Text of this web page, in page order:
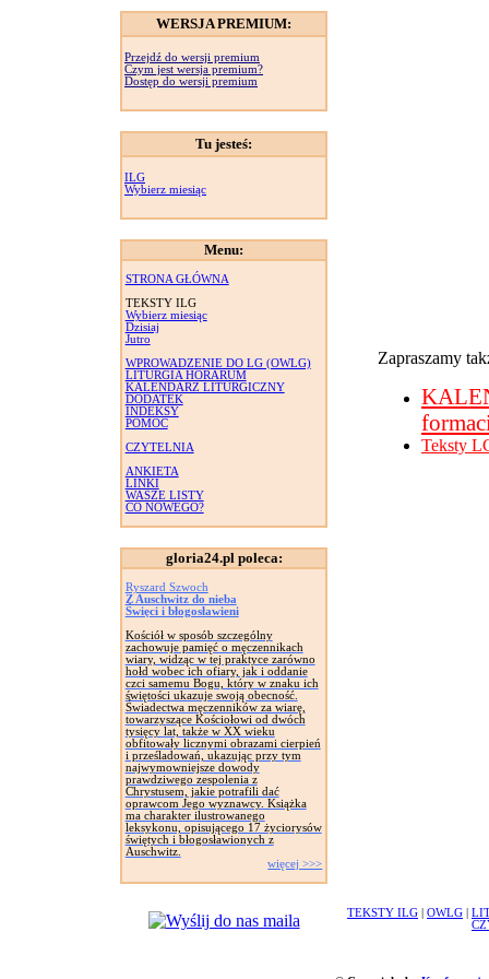
WERSJA PREMIUM:
Przejdź do wersji premium
Czym jest wersja premium?
Dostęp do wersji premium
Tu jesteś:
ILG
Wybierz miesiąc
Menu:
STRONA GŁÓWNA
TEKSTY ILG
Wybierz miesiąc
Dzisiaj
Jutro
WPROWADZENIE DO LG (OWLG)
LITURGIA HORARUM
KALENDARZ LITURGICZNY
DODATEK
INDEKSY
POMOC
CZYTELNIA
ANKIETA
LINKI
WASZE LISTY
CO NOWEGO?
gloria24.pl poleca:
Ryszard Szwoch
Z Auschwitz do nieba
Święci i błogosławieni
Kościół w sposób szczególny
zachowuje pamięć o męczennikach
wiary, widząc w tej praktyce zarówno
hołd wobec ich ofiary, jak i oddanie
czci samemu Bogu, który w znaku ich
świętości ukazuje swoją obecność.
Świadectwa męczenników za wiarę,
towarzyszące Kościołowi od dwóch
tysięcy lat, także w XX wieku
obfitowały licznymi obrazami cierpień
i prześladowań, ukazując przy tym
najwymowniejsze dowody
prawdziwego zespolenia z
Chrystusem, jakie potrafili dać
oprawcom Jego wyznawcy. Książka
ma charakter ilustrowanego
leksykonu, opisującego 17 życiorysów
świętych i błogosławionych z
Auschwitz.
więcej >>>
Zapraszamy
Teksty
TEKSTY ILG OWLG